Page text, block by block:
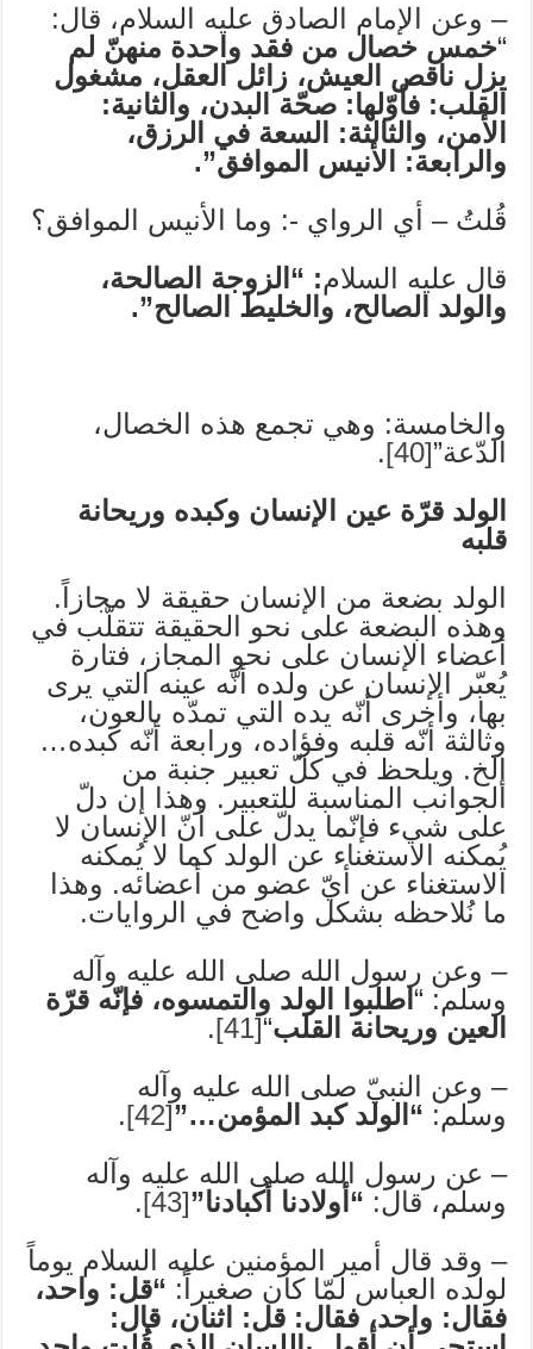
– وعن الإمام الصادق عليه السلام، قال:
“خمس خصال من فقد واحدة منهنّ لم
يزل ناقص العيش، زائل العقل، مشغول
القلب: فأوّلها: صحّة البدن، والثانية:
الأمن، والثالثة: السعة في الرزق،
والرابعة: الأنيس الموافق”.
قُلتُ – أي الرواي -: وما الأنيس الموافق؟
قال عليه السلام: “الزوجة الصالحة،
والولد الصالح، والخليط الصالح”.
والخامسة: وهي تجمع هذه الخصال،
الدّعة”[40]
.
الولد قرّة عين الإنسان وكبده وريحانة
قلبه
الولد بضعة من الإنسان حقيقة لا مجازاً.
وهذه البضعة على نحو الحقيقة تتقلّب في
أعضاء الإنسان على نحو المجاز، فتارة
يُعبّر الإنسان عن ولده أنّه عينه التي يرى
بها، وأخرى أنّه يده التي تمدّه بالعون،
وثالثة أنّه قلبه وفؤاده، ورابعة أنّه كبده…
إلخ. ويلحظ في كلّ تعبير جنبة من
الجوانب المناسبة للتعبير. وهذا إن دلّ
على شيء فإنّما يدلّ على أنّ الإنسان لا
يُمكنه الاستغناء عن الولد كما لا يُمكنه
الاستغناء عن أيّ عضو من أعضائه. وهذا
ما نُلاحظه بشكل واضح في الروايات.
– وعن رسول الله صلى الله عليه وآله
وسلم: “ اطلبوا الولد والتمسوه، فإنّه قرّة
العين وريحانة القلب“
[41]
.
– وعن النبيّ صلى الله عليه وآله
وسلم: “الولد كبد المؤمن…”[42]
.
– عن رسول الله صلى الله عليه وآله
وسلم، قال: “أولادنا أكبادنا”[43]
.
– وقد قال أمير المؤمنين عليه السلام يوماً
لولده العباس لمّا كان صغيراً: “قل: واحد،
فقال: واحد، فقال: قل: اثنان، قال: